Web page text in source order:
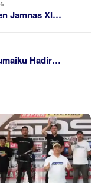
Jamnas XI…
Hadir…